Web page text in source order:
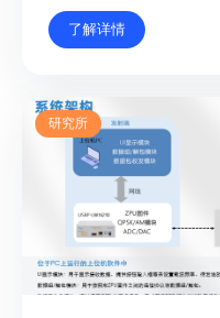
了解详情
研究所